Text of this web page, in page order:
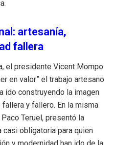
artesanía,
fallera
el presidente Vicent Mompo
en valor” el trabajo artesano
ido construyendo la imagen
y fallero. En la misma
Teruel, presentó la
casi obligatoria para quien